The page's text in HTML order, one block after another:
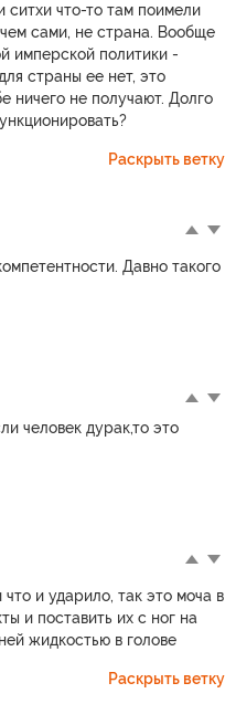
ситхи что-то там поимели
сами, не страна. Вообще
имперской политики -
страны ее нет, это
ничего не получают. Долго
Раскрыть ветку
Давно такого
человек дурак,то это
и ударило, так это моча в
и поставить их с ног на
жидкостью в голове
Раскрыть ветку